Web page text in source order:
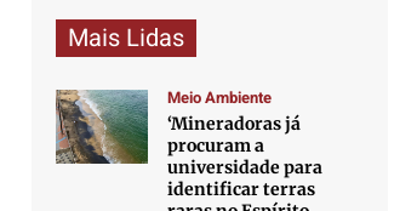
Mais Lidas
Meio Ambiente
‘Mineradoras já
procuram a
universidade para
identificar terras